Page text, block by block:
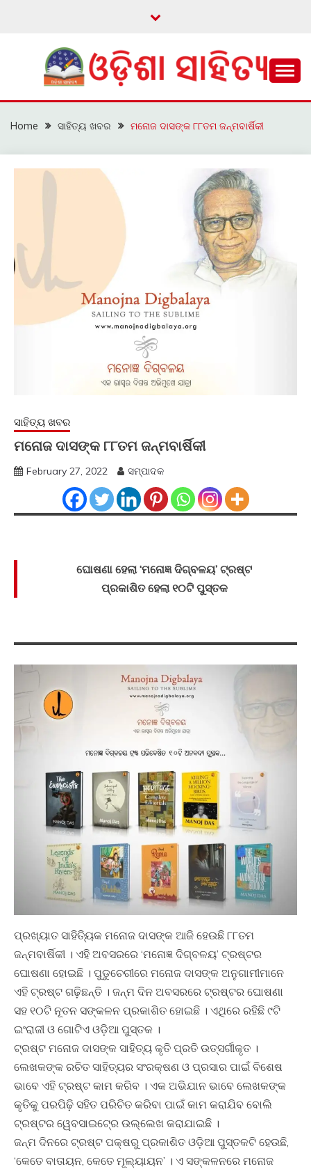
ଓଡ଼ିଶା ସାହିତ୍ୟ
Home ସାହିତ୍ୟ ଖବର ମନୋଜ ଦାସଙ୍କ ୮୮ତମ ଜନ୍ମବାର୍ଷିକୀ
ସାହିତ୍ୟ ଖବର
ମନୋଜ ଦାସଙ୍କ ୮୮ତମ ଜନ୍ମବାର୍ଷିକୀ
February 27, 2022 ସମ୍ପାଦକ
ଘୋଷଣା ହେଲା ‘ମନୋଜ୍ଞ ଦିଗ୍‍ବଳୟ’ ଟ୍ରଷ୍ଟ
ପ୍ରକାଶିତ ହେଲା ୧୦ଟି ପୁସ୍ତକ
ପ୍ରଖ୍ୟାତ ସାହିତ୍ୟିକ ମନୋଜ ଦାସଙ୍କ ଆଜି ହେଉଛି ୮୮ତମ
ଜନ୍ମବାର୍ଷିକୀ । ଏହି ଅବସରରେ ‘ମନୋଜ୍ଞ ଦିଗ୍‍ବଳୟ’ ଟ୍ରଷ୍ଟର
ଘୋଷଣା ହୋଇଛି । ପୁଡୁଚେରୀରେ ମନୋଜ ଦାସଙ୍କ ଅନୁଗାମୀମାନେ
ଏହି ଟ୍ରଷ୍ଟ ଗଢ଼ିଛନ୍ତି । ଜନ୍ମ ଦିନ ଅବସରରେ ଟ୍ରଷ୍ଟର ଘୋଷଣା
ସହ ୧୦ଟି ନୂତନ ସଙ୍କଳନ ପ୍ରକାଶିତ ହୋଇଛି । ଏଥିରେ ରହିଛି ୯ଟି
ଇଂରାଜୀ ଓ ଗୋଟିଏ ଓଡି଼ଆ ପୁସ୍ତକ ।
ଟ୍ରଷ୍ଟ ମନୋଜ ଦାସଙ୍କ ସାହିତ୍ୟ କୃତି ପ୍ରତି ଉତ୍ସର୍ଗୀକୃତ ।
ଲେଖକଙ୍କ ରଚିତ ସାହିତ୍ୟର ସଂରକ୍ଷଣ ଓ ପ୍ରସାର ପାଇଁ ବିଶେଷ
ଭାବେ ଏହି ଟ୍ରଷ୍ଟ କାମ କରିବ । ଏକ ଅଭିଯାନ ଭାବେ ଲେଖକଙ୍କ
କୃତିକୁ ପରପିଢ଼ି ସହିତ ପରିଚିତ କରିବା ପାଇଁ କାମ କରାଯିବ ବୋଲି
ଟ୍ରଷ୍ଟର ୱେବସାଇଟ୍‍ରେ ଉଲ୍ଲେଖ କରାଯାଇଛି ।
ଜନ୍ମ ଦିନରେ ଟ୍ରଷ୍ଟ ପକ୍ଷରୁ ପ୍ରକାଶିତ ଓଡି଼ଆ ପୁସ୍ତକଟି ହେଉଛି,
‘କେତେ ବାତାୟନ, କେତେ ମୂଲ୍ୟାୟନ’ । ଏ ସଙ୍କଳନରେ ମନୋଜ